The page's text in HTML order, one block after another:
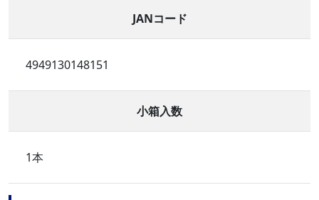
JANコード
4949130148151
小箱入数
1本